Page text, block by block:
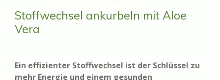
Stoffwechsel ankurbeln mit Aloe
Vera
Ein effizienter Stoffwechsel ist der Schlüssel zu
mehr Energie und einem gesunden